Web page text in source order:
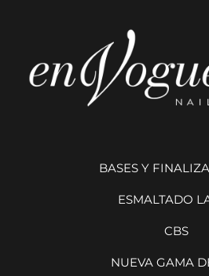
BASES Y
ESMALTADO
CBS
NUEVA GAMA